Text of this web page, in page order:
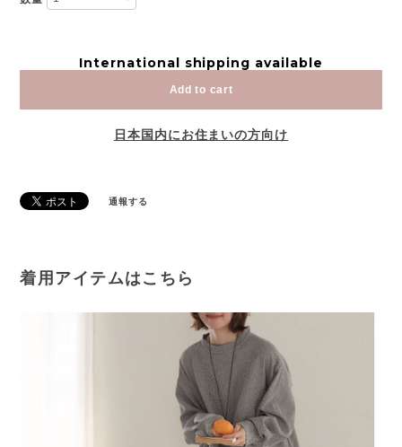
International shipping available
Add to cart
日本国内にお住まいの方向け
通報する
着用アイテムはこちら